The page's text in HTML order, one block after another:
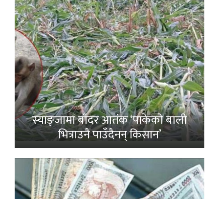
स्याङ्जामा बाँदर आतंक ‘पाकेको बाली
भित्राउनै पाउँदैनन् किसान’